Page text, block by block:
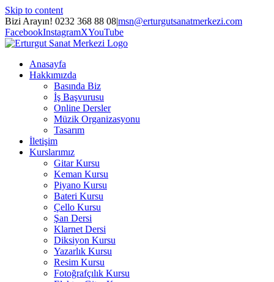
Skip to content
Bizi Arayın! 0232 368 88 08|msn@erturgutsanatmerkezi.com
FacebookInstagramXYouTube
Anasayfa
Hakkımızda
Basında Biz
İş Başvurusu
Online Dersler
Müzik Organizasyonu
Tasarım
İletişim
Kurslarımız
Gitar Kursu
Keman Kursu
Piyano Kursu
Bateri Kursu
Çello Kursu
Şan Dersi
Klarnet Dersi
Diksiyon Kursu
Yazarlık Kursu
Resim Kursu
Fotoğrafçılık Kursu